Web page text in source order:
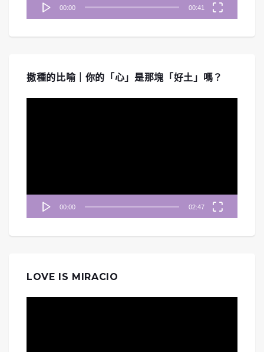
00:00 00:41
撒種的比喻｜你的「心」是那塊「好土」嗎？
00:00 02:47
LOVE IS MIRACIO